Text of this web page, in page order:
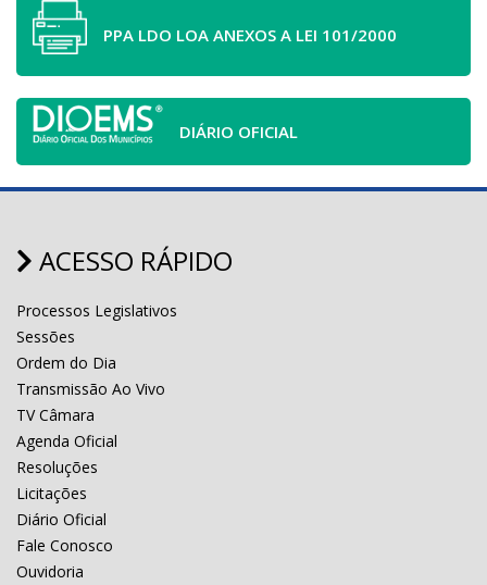
PPA LDO LOA ANEXOS A LEI 101/2000
DIÁRIO OFICIAL
ACESSO RÁPIDO
Processos Legislativos
Sessões
Ordem do Dia
Transmissão Ao Vivo
TV Câmara
Agenda Oficial
Resoluções
Licitações
Diário Oficial
Fale Conosco
Ouvidoria